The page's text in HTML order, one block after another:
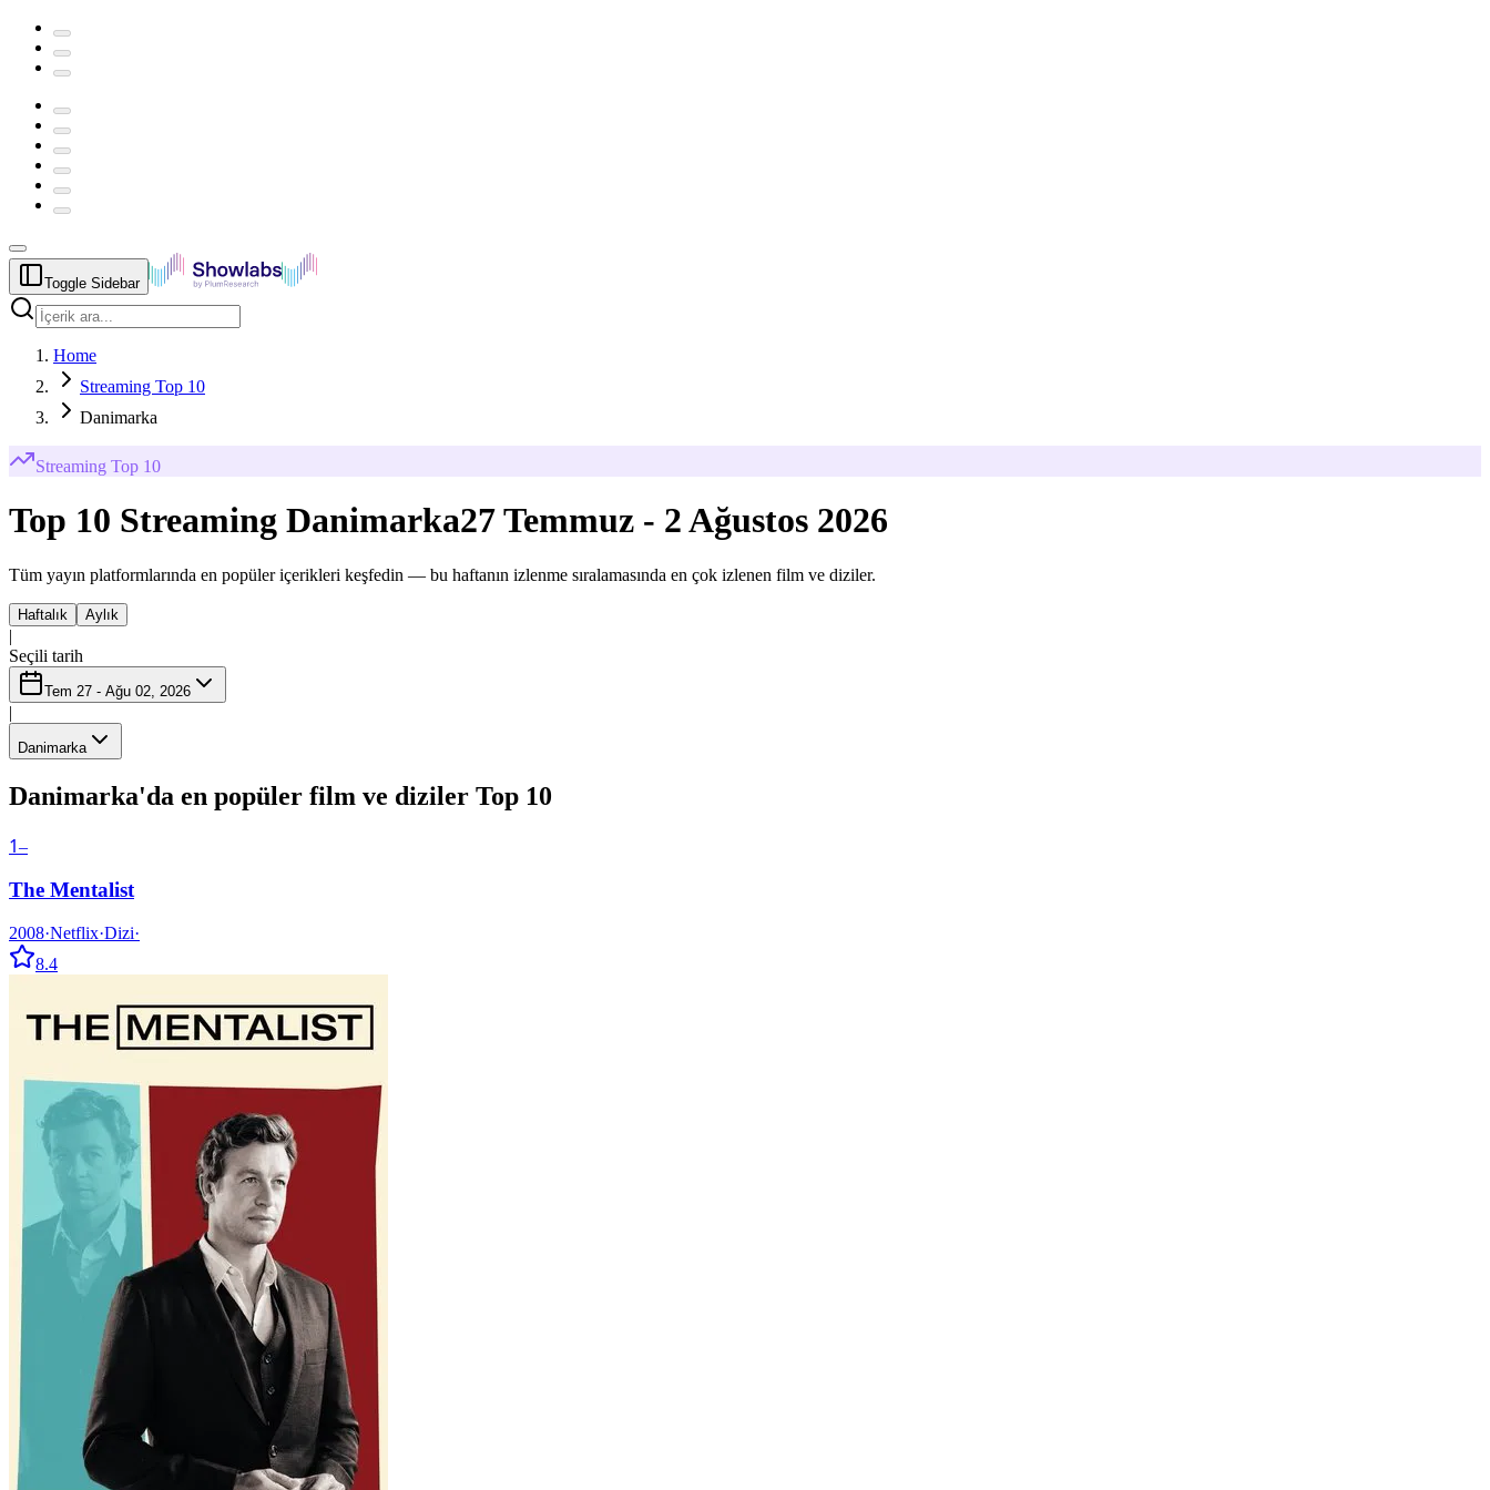
Toggle Sidebar
Home
Streaming Top 10
Danimarka
Streaming Top 10
Top 10 Streaming Danimarka27 Temmuz - 2 Ağustos 2026
Tüm yayın platformlarında en popüler içerikleri keşfedin — bu haftanın izlenme sıralamasında en çok izlenen film ve diziler.
Haftalık Aylık
|
Seçili tarih
Tem 27 - Ağu 02, 2026
|
Danimarka
Danimarka'da en popüler film ve diziler Top 10
1–
The Mentalist
2008·Netflix·Dizi·
8.4